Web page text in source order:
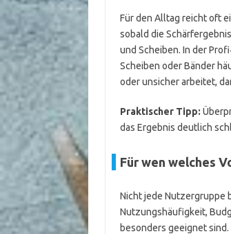
Für den Alltag reicht oft
sobald die
und Scheiben. In der
Scheiben oder Bänder
oder unsicher arbeitet,
Praktischer Tipp:
das Ergebnis deutlich
Für wen welches
Nicht jede Nutzergruppe
Nutzungshäufigkeit,
besonders geeignet sind.